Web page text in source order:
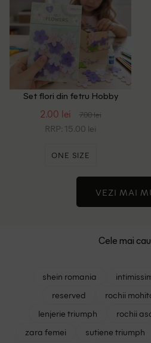
Set flori din fetru Hobby
2.00 lei 7.00 lei
RRP: 15.00 lei
ONE SIZE
VEZI MAI
Cele mai
shein romania
reserved
rochii
lenjerie triumph
rochii
zara femei
sutiene triumph